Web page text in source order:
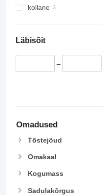
kollane
Läbisõit
–
Omadused
Tõstejõud
Omakaal
Kogumass
Sadulakõrgus